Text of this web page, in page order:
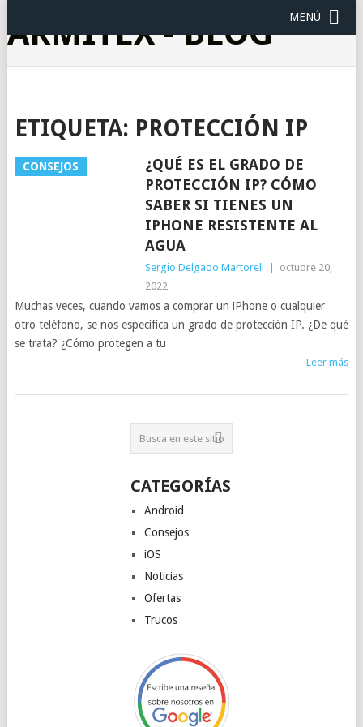
ARMITEX - BLOG MENÚ
ETIQUETA: PROTECCIÓN IP
CONSEJOS
¿QUÉ ES EL GRADO DE
PROTECCIÓN IP? CÓMO
SABER SI TIENES UN
IPHONE RESISTENTE AL
AGUA
Sergio Delgado Martorell
octubre 20,
2022
Muchas veces, cuando vamos a comprar un iPhone o cualquier
otro teléfono, se nos especifica un grado de protección IP. ¿De qué
se trata? ¿Cómo protegen a tu
Leer más
CATEGORÍAS
Android
Consejos
iOS
Noticias
Ofertas
Trucos